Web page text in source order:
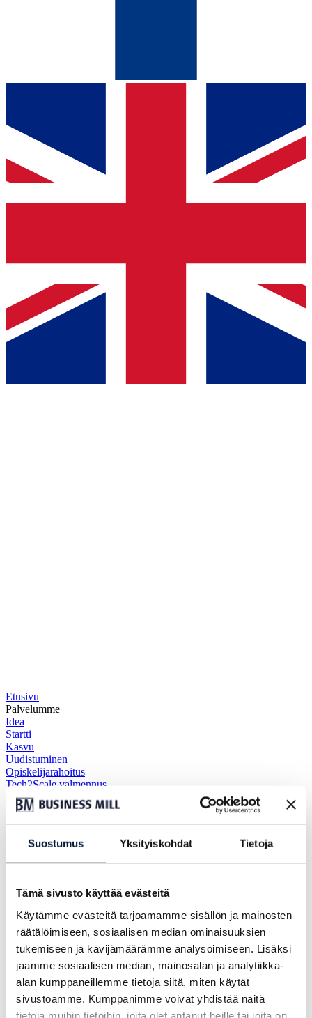
Suostumus Yksityiskohdat Tietoja
Tämä sivusto käyttää evästeitä
Käytämme evästeitä tarjoamamme sisällön ja mainosten
räätälöimiseen, sosiaalisen median ominaisuuksien
tukemiseen ja kävijämäärämme analysoimiseen. Lisäksi
jaamme sosiaalisen median, mainosalan ja analytiikka-
alan kumppaneillemme tietoja siitä, miten käytät
sivustoamme. Kumppanimme voivat yhdistää näitä
tietoja muihin tietoihin, joita olet antanut heille tai joita on
Etusivu
Palvelumme
Idea
Startti
Kasvu
Uudistuminen
Opiskelijarahoitus
Tech2Scale valmennus
Tietopankki
Yritystarinat
Ajankohtaista
Supercommercial Oy:
”voidaan sanoa, että on
Business Mill lähtöinen yritys”
Yhteistyö Business Millin kanssa käynnistyi noin vuosi sitten,
yrityksen ollessa vielä hyvin varhaisessa vaiheessa. Tuolloin
Supercommercial oli käytännössä idea ja yksi yrittäjä, joka otti
yhteyttä Business Milliin sparratakseen ajatustaan eteenpäin.